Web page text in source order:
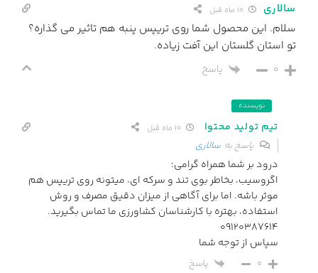
سالاری
سلام. این محصول شما روی تریپس پنبه هم تاثیر می گذاره؟
تو استان گلستان این آفت زیاده.
0 پاسخ
نویسنده
تیم تولید محتوا
پاسخ به سالاری
درود بر شما همراه گرامی؛
اگروسیب، بخاطر بوی تند و سرکه ای، میتونه روی تریپس هم
موثر باشه. اما برای آگاهی از میزان دقیق مصرف و روش
استفاده، بهتره با کارشناسان کشاورزی ما تماس بگیرید.
09120387614
سپاس از توجه شما
0 پاسخ